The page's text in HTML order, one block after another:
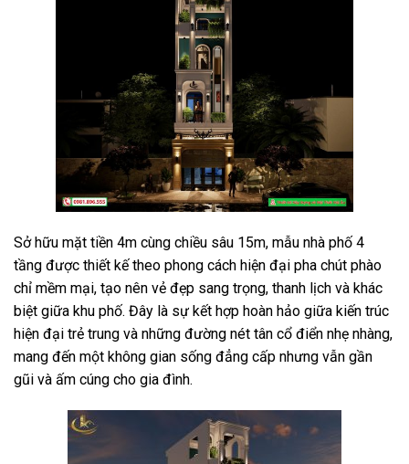
Sở hữu mặt tiền 4m cùng chiều sâu 15m, mẫu nhà phố 4
tầng được thiết kế theo phong cách hiện đại pha chút phào
chỉ mềm mại, tạo nên vẻ đẹp sang trọng, thanh lịch và khác
biệt giữa khu phố. Đây là sự kết hợp hoàn hảo giữa kiến trúc
hiện đại trẻ trung và những đường nét tân cổ điển nhẹ nhàng,
mang đến một không gian sống đẳng cấp nhưng vẫn gần
gũi và ấm cúng cho gia đình.